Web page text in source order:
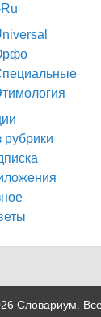
рубрики
Словариум.